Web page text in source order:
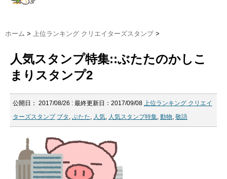
ホーム > 上位ランキング クリエイターズスタンプ >
人気スタンプ特集::ぶたたのかしこ
まりスタンプ2
公開日： 2017/08/26 : 最終更新日：2017/09/08 上位ランキング クリエイ
ターズスタンプ ブタ , ぶたた, 人気, 人気スタンプ特集, 動物, 敬語